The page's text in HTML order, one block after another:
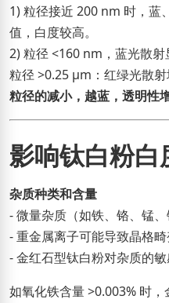
1) 粒径接近 200 nm 时，蓝
值，白度较高。
2) 粒径 <160 nm，蓝光散射
粒径 >0.25 μm：红绿光散射
粒径的减小，越蓝，透明性
影响钛白粉
杂质种类和含量
- 微量杂质（如铁、铬、锰
- 重金属离子可能导致晶格畸
- 金红石型钛白粉对杂质的敏
如氧化铁含量 >0.003% 时，